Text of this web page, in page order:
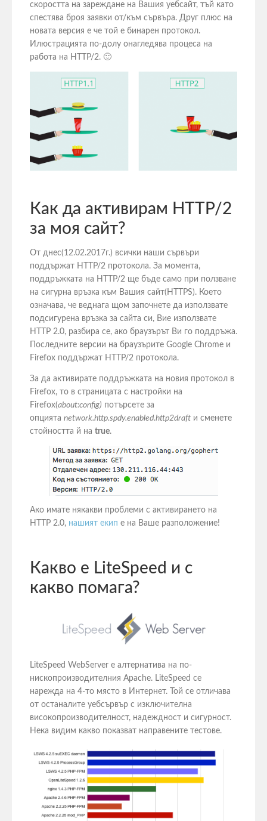
скоростта на зареждане на Вашия уебсайт, тъй като
спестява броя заявки от/към сървъра. Друг плюс на
новата версия е че той е бинарен протокол.
Илюстрацията по-долу онагледява процеса на
работа на HTTP/2. 🙂
Как да активирам HTTP/2
за моя сайт?
От днес(12.02.2017г.) всички наши сървъри
поддържат HTTP/2 протокола. За момента,
поддръжката на HTTP/2 ще бъде само при ползване
на сигурна връзка към Вашия сайт(HTTPS). Което
означава, че веднага щом започнете да използвате
подсигурена връзка за сайта си, Вие използвате
HTTP 2.0, разбира се, ако браузърът Ви го поддръжа.
Последните версии на браузърите Google Chrome и
Firefox поддържат HTTP/2 протокола.
За да активирате поддръжката на новия протокол в
Firefox, то в страницата с настройки на
Firefox(about:config) потърсете за
опцията network.http.spdy.enabled.http2draft и сменете
стойността й на true.
Ако имате някакви проблеми с активирането на
HTTP 2.0, нашият екип е на Ваше разположение!
Какво е LiteSpeed и с
какво помага?
LiteSpeed WebServer е алтернатива на по-
нископроизводителния Apache. LiteSpeed се
нарежда на 4-то място в Интернет. Той се отличава
от останалите уебсървър с изключителна
високопроизводителност, надеждност и сигурност.
Нека видим какво показват направените тестове.